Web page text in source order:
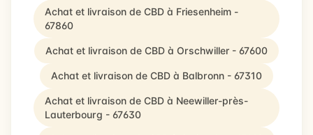
Achat et livraison de CBD à Friesenheim -
67860
Achat et livraison de CBD à Orschwiller - 67600
Achat et livraison de CBD à Balbronn - 67310
Achat et livraison de CBD à Neewiller-près-
Lauterbourg - 67630